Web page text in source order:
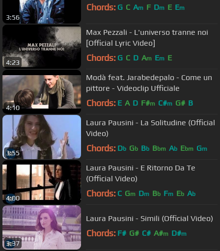
3:56
Chords: G C Am F Dm E Em
4:23
Max Pezzali - L'universo tranne noi
[Official Lyric Video]
Chords: G C D Am Em E
4:10
Modà feat. Jarabedepalo - Come un
pittore - Videoclip Ufficiale
Chords: E A D F#m C#m G# B
3:55
Laura Pausini - La Solitudine (Official
Video)
Chords: Db Gb Bb Bbm Ab Ebm Gm
4:00
Laura Pausini - E Ritorno Da Te
(Official Video)
Chords: C Gm Dm Bb Fm Eb Ab
3:37
Laura Pausini - Simili (Official Video)
Chords: F# G# C# A#m D#m